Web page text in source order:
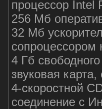
процессор
256 Мб
32 Мб
4 Гб
звуковая
4-скоростной
соединение с